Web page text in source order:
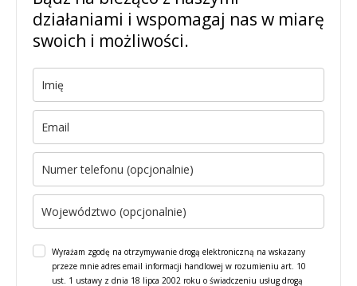
działaniami i wspomagaj nas w miarę
swoich i możliwości.
Wyrażam zgodę na otrzymywanie drogą elektroniczną na wskazany
przeze mnie adres email informacji handlowej w rozumieniu art. 10
ust. 1 ustawy z dnia 18 lipca 2002 roku o świadczeniu usług drogą